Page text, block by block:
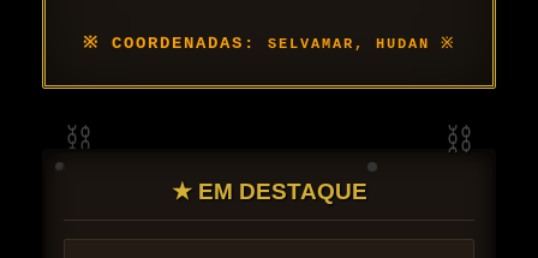
SELVAMAR, HUDAN
★ EM DESTAQUE